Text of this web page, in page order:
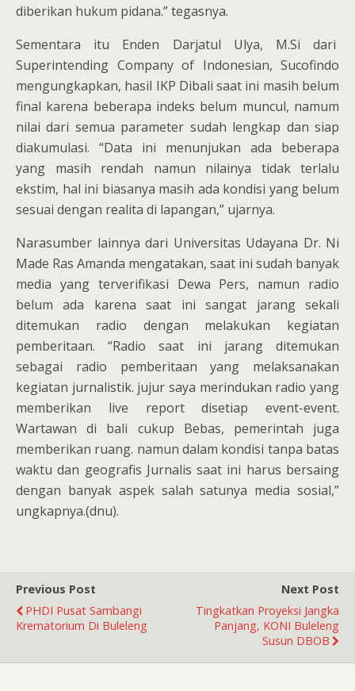
diberikan hukum pidana.” tegasnya.
Sementara itu Enden Darjatul Ulya, M.Si dari
Superintending Company of Indonesian, Sucofindo
mengungkapkan, hasil IKP Dibali saat ini masih belum
final karena beberapa indeks belum muncul, namum
nilai dari semua parameter sudah lengkap dan siap
diakumulasi. “Data ini menunjukan ada beberapa
yang masih rendah namun nilainya tidak terlalu
ekstim, hal ini biasanya masih ada kondisi yang belum
sesuai dengan realita di lapangan,” ujarnya.
Narasumber lainnya dari Universitas Udayana Dr. Ni
Made Ras Amanda mengatakan, saat ini sudah banyak
media yang terverifikasi Dewa Pers, namun radio
belum ada karena saat ini sangat jarang sekali
ditemukan radio dengan melakukan kegiatan
pemberitaan. “Radio saat ini jarang ditemukan
sebagai radio pemberitaan yang melaksanakan
kegiatan jurnalistik. jujur saya merindukan radio yang
memberikan live report disetiap event-event.
Wartawan di bali cukup Bebas, pemerintah juga
memberikan ruang. namun dalam kondisi tanpa batas
waktu dan geografis Jurnalis saat ini harus bersaing
dengan banyak aspek salah satunya media sosial,”
ungkapnya.(dnu).
Previous Post
PHDI Pusat Sambangi
Krematorium Di Buleleng
Next Post
Tingkatkan Proyeksi Jangka
Panjang, KONI Buleleng
Susun DBOB